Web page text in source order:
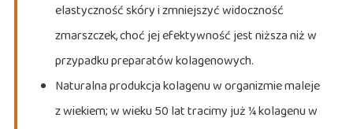
elastyczność skóry i zmniejszyć widoczność
zmarszczek, choć jej efektywność jest niższa niż w
przypadku preparatów kolagenowych.
Naturalna produkcja kolagenu w organizmie maleje
z wiekiem; w wieku 50 lat tracimy już ¼ kolagenu w